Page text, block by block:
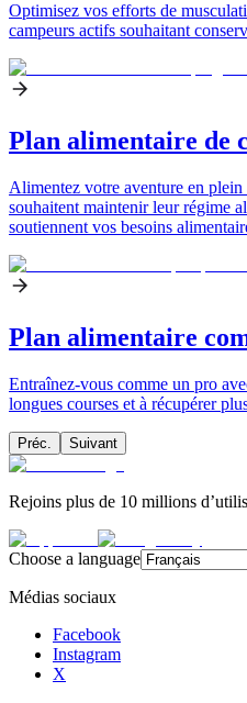
Optimisez vos efforts de
campeurs actifs souhaitant
Plan alimentaire de
Alimentez votre aventure en
souhaitent maintenir leur régime
soutiennent vos besoins
Plan alimentaire
Entraînez-vous comme un pro
longues courses et à récupérer
Préc. Suivant
Rejoins plus de 10 millions
Choose a language
Médias sociaux
Facebook
Instagram
X